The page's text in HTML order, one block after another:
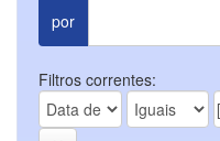
por
Filtros correntes: